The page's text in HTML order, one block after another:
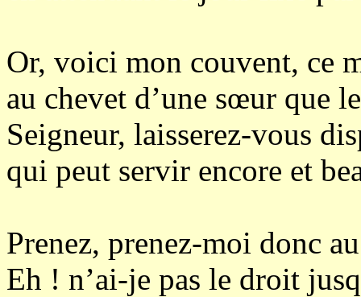
Or, voici mon couvent, ce
au chevet d’une sœur que
Seigneur, laisserez-vous
qui peut servir encore et
Prenez, prenez-moi donc
Eh ! n’ai-je pas le droit